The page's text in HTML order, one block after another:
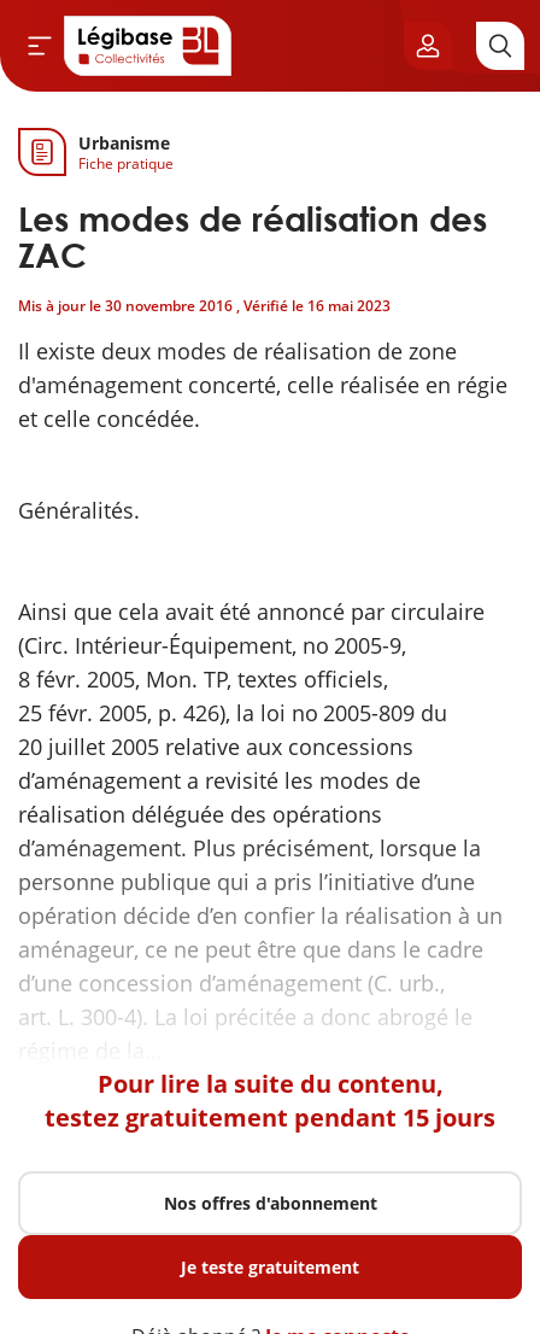
& Cimetières
& Élu local
& Finances locales
publique
Urbanisme
Fiche pratique
Les modes de réalisation des
ZAC
Mis à jour le30 novembre 2016 , Vérifié le 16 mai 2023
Il existe deux modes de réalisation de zone
d'aménagement concerté, celle réalisée en régie
et celle concédée.
Généralités.
Ainsi que cela avait été annoncé par circulaire
(Circ. Intérieur-Équipement, no 2005-9,
8 févr. 2005, Mon. TP, textes officiels,
25 févr. 2005, p. 426), la loi no 2005-809 du
20 juillet 2005 relative aux concessions
d’aménagement a revisité les modes de
réalisation déléguée des opérations
d’aménagement. Plus précisément, lorsque la
personne publique qui a pris l’initiative d’une
opération décide d’en confier la réalisation à un
aménageur, ce ne peut être que dans le cadre
d’une concession d’aménagement (C. urb.,
art. L. 300-4). La loi précitée a donc abrogé le
Pour lire la suite du contenu,
testez gratuitement pendant 15 jours
Nos offres d'abonnement
Je teste gratuitement